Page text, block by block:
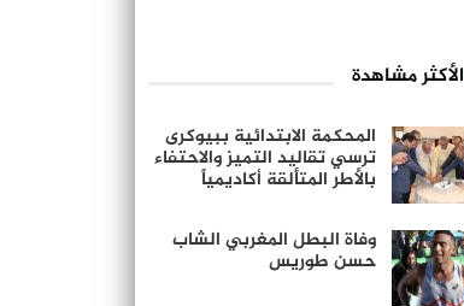
الأكثر مشاهدة
المحكمة الابتدائية ببيوكرى
ترسي تقاليد التميز والاحتفاء
بالأطر المتألقة أكاديمياً
وفاة البطل المغربي الشاب
حسن طوريس